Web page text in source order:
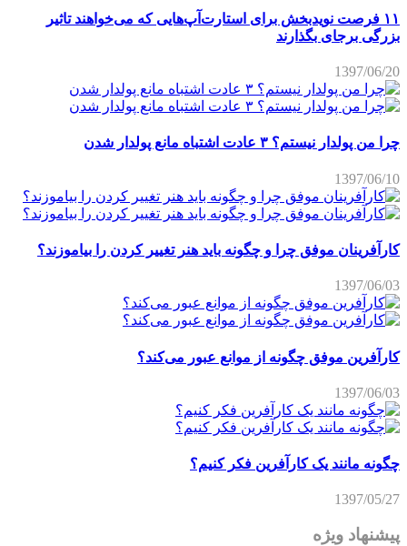
۱۱ فرصت نویدبخش برای استارت‌آپ‌هایی که می‌خواهند تاثیر
بزرگی برجای بگذارند
1397/06/20
چرا من پولدار نیستم؟ ۳ عادت اشتباه مانع پولدار شدن
1397/06/10
کارآفرینان موفق چرا و چگونه باید هنر تغییر کردن را بیاموزند؟
1397/06/03
کارآفرین موفق چگونه از موانع عبور می‌کند؟
1397/06/03
چگونه مانند یک کارآفرین فکر کنیم؟
1397/05/27
پیشنهاد ویژه